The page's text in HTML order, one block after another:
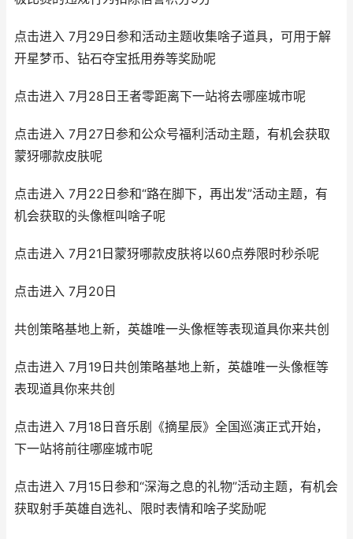
点击进入 7月29日参和活动主题收集啥子道具，可用于解
开星梦币、钻石夺宝抵用券等奖励呢
点击进入 7月28日王者零距离下一站将去哪座城市呢
点击进入 7月27日参和公众号福利活动主题，有机会获取
蒙犽哪款皮肤呢
点击进入 7月22日参和“路在脚下，再出发”活动主题，有
机会获取的头像框叫啥子呢
点击进入 7月21日蒙犽哪款皮肤将以60点券限时秒杀呢
点击进入 7月20日
共创策略基地上新，英雄唯一头像框等表现道具你来共创
点击进入 7月19日共创策略基地上新，英雄唯一头像框等
表现道具你来共创
点击进入 7月18日音乐剧《摘星辰》全国巡演正式开始，
下一站将前往哪座城市呢
点击进入 7月15日参和“深海之息的礼物”活动主题，有机会
获取射手英雄自选礼、限时表情和啥子奖励呢